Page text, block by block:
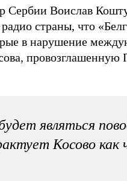
Сербии Воислав
страны, что
в нарушение
являться
Косово как